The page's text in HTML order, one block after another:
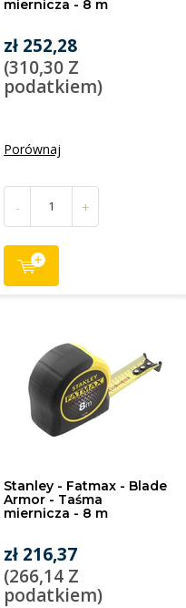
miernicza - 8 m
zł 252,28
(310,30 Z
podatkiem)
Porównaj
- +
Stanley - Fatmax - Blade
Armor - Taśma
miernicza - 8 m
zł 216,37
(266,14 Z
podatkiem)